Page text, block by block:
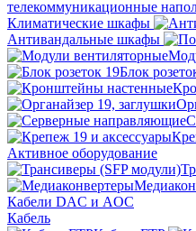
телекоммуникационные
Климатические шкафы
Антивандальные шкафы
Блок
Активное оборудование
Кабели DAC и AOC
Кабель